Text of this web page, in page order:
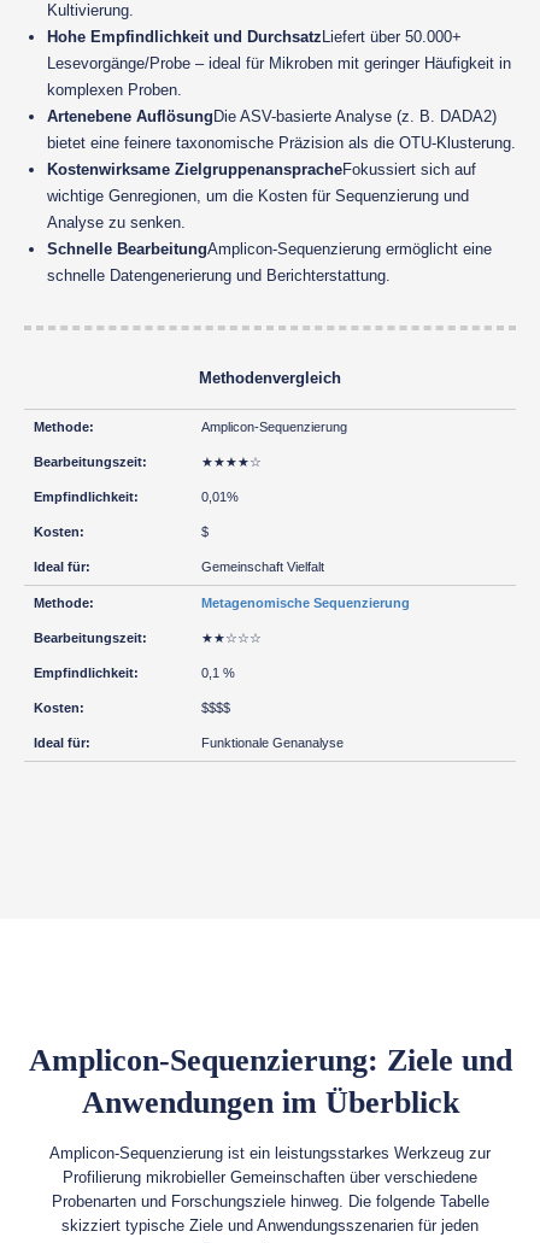
Kultivierung.
Hohe Empfindlichkeit und Durchsatz Liefert über 50.000+
Lesevorgänge/Probe – ideal für Mikroben mit geringer Häufigkeit in
komplexen Proben.
Artenebene Auflösung Die ASV-basierte Analyse (z. B. DADA2)
bietet eine feinere taxonomische Präzision als die OTU-Klusterung.
Kostenwirksame ZielgruppenanspracheFokussiert sich auf
wichtige Genregionen, um die Kosten für Sequenzierung und
Analyse zu senken.
Schnelle BearbeitungAmplicon-Sequenzierung ermöglicht eine
schnelle Datengenerierung und Berichterstattung.
Methodenvergleich
Amplicon-Sequenzierung
★★★★☆
0,01%
$
Gemeinschaft Vielfalt
Metagenomische Sequenzierung
★★☆☆☆
0,1 %
$$$$
Funktionale Genanalyse
Amplicon-Sequenzierung: Ziele und
Anwendungen im Überblick
Amplicon-Sequenzierung ist ein leistungsstarkes Werkzeug zur
Profilierung mikrobieller Gemeinschaften über verschiedene
Probenarten und Forschungsziele hinweg. Die folgende Tabelle
skizziert typische Ziele und Anwendungsszenarien für jeden